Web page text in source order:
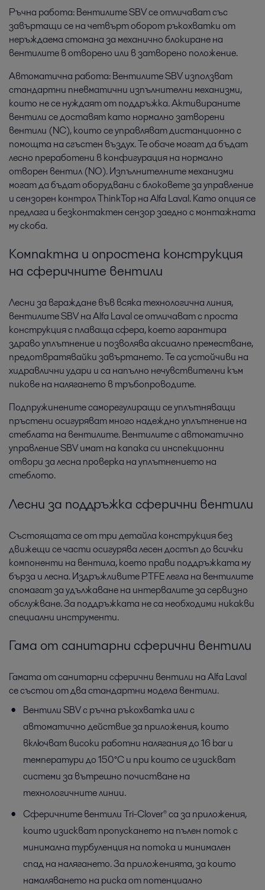
Производство на млечни продукти
Alfa Laval е експерт в приложенията в
млекопреработвателната промишленост, както и
тенденциите и развитието, засягащи промишлеността.
Ръчна работа: Вентилите SBV се отличават със
завъртащи се на четвърт оборот ръкохватки от
неръждаема стомана за механично блокиране на
вентилите в отворено или в затворено положение.
Автоматична работа: Вентилите SBV използват
стандартни пневматични изпълнителни механизми,
които не се нуждаят от поддръжка. Активираните
вентили се доставят като нормално затворени
вентили (NC), които се управляват дистанционно с
помощта на сгъстен въздух. Те обаче могат да бъдат
лесно преработени в конфигурация на нормално
отворен вентил (NO). Изпълнителните механизми
могат да бъдат оборудвани с блоковете за управление
и сензорен контрол ThinkTop на Alfa Laval. Като опция се
предлага и безконтактен сензор заедно с монтажната
му скоба.
Компактна и опростена конструкция
на сферичните вентили
Лесни за вграждане във всяка технологична линия,
вентилите SBV на Alfa Laval се отличават с проста
конструкция с плаваща сфера, което гарантира
здраво уплътнение и позволява аксиално преместване,
предотвратявайки завъртането. Те са устойчиви на
хидравлични удари и са напълно нечувствителни към
пикове на налягането в тръбопроводите.
Подпружинените саморегулиращи се уплътняващи
пръстени осигуряват много надеждно уплътнение на
стеблата на вентилите. Вентилите с автоматично
управление SBV имат на капака си инспекционни
отвори за лесна проверка на уплътнението на
стеблото.
Лесни за поддръжка сферични вентили
Състоящата се от три детайла конструкция без
движещи се части осигурява лесен достъп до всички
компоненти на вентила, което прави поддръжката му
бърза и лесна. Издръжливите PTFE легла на вентилите
спомагат за удължаване на интервалите за сервизно
обслужване. За поддръжката не са необходими никакви
специални инструменти.
Гама от санитарни сферични вентили
Гамата от санитарни сферични вентили на Alfa Laval
се състои от два стандартни модела вентили.
Вентили SBV с ръчна ръкохватка или с
автоматично действие за приложения, които
включват високи работни налягания до 16 bar и
температури до 150°C и при които се изискват
системи за вътрешно почистване на
технологичните линии.
Сферичните вентили Tri-Clover® са за приложения,
които изискват пропускането на пълен поток с
минимална турбуленция на потока и минимален
спад на налягането. За приложенията, за които
намаляването на риска от потенциално